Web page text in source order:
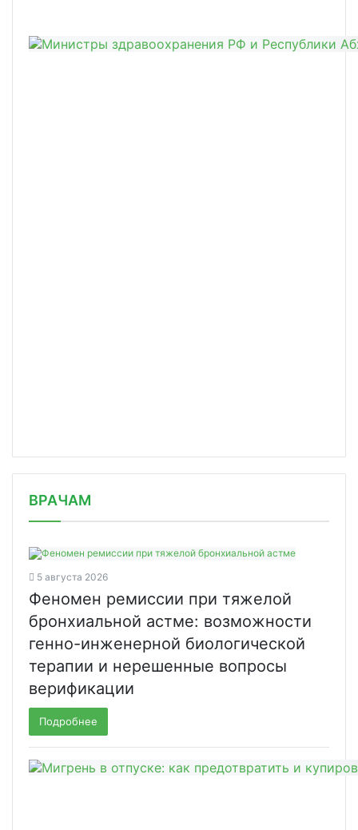
ВРАЧАМ
5 августа 2026
Феномен ремиссии при тяжелой
бронхиальной астме: возможности
генно-инженерной биологической
терапии и нерешенные вопросы
верификации
Подробнее